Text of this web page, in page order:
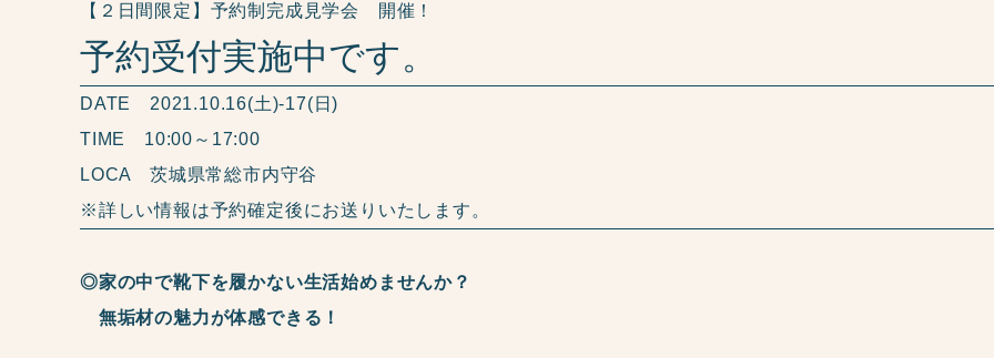
【２日間限定】予約制完成見学会 開催！
予約受付実施中です。
DATE 2021.10.16(土)‐17(日)
TIME 10:00～17:00
LOCA 茨城県常総市内守谷
※詳しい情報は予約確定後にお送りいたします。
◎家の中で靴下を履かない生活始めませんか？
無垢材の魅力が体感できる！